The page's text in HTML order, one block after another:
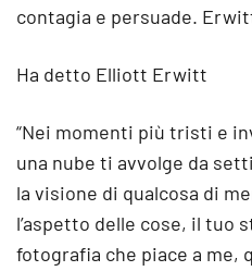
contagia e persuade.
Ha detto Elliott Erwitt
“Nei momenti più tristi e
una nube ti avvolge da
la visione di qualcosa di
l’aspetto delle cose, il tuo
fotografia che piace a me,